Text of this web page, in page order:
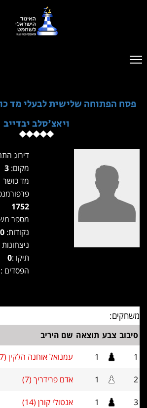
פסח הפתוחה שלישית לבעלי מד כושר 1200-
ויאצ'סלב יבדייב
דירוג
מקום:
מד כושר
1752
מספר
נקודות:
ניצחונות
תיקו :0
הפסדים :
משחקים:
סיבוב צבע תוצאה שם היריב
1
1 עמנואל אוחנה הלקין (17)
2
1 אדם פרידריך (7)
3
1 אנטולי קורן (14)